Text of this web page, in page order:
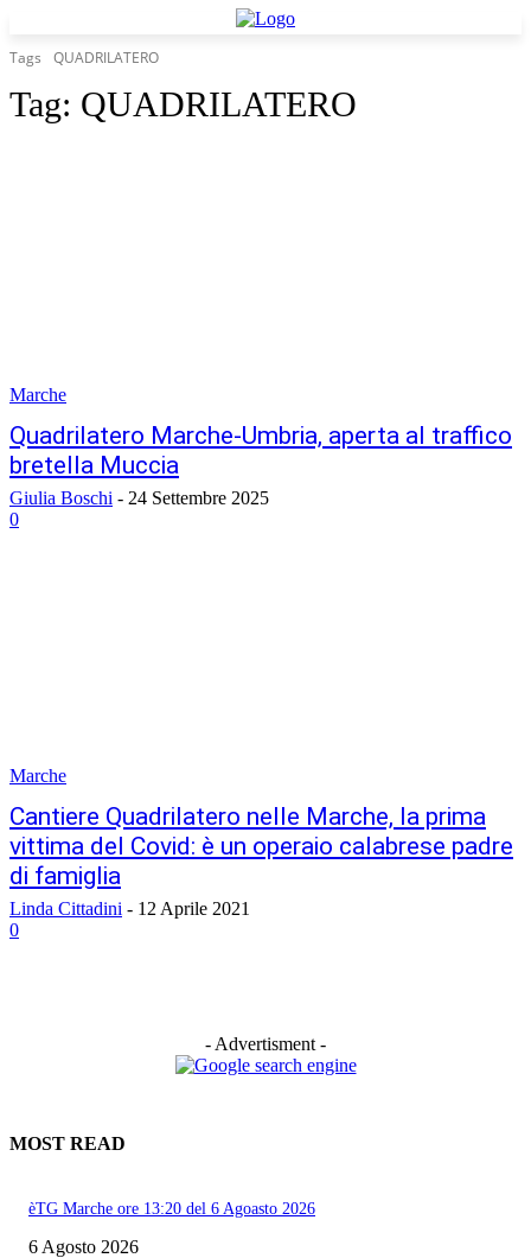
Tags QUADRILATERO
Tag: QUADRILATERO
Marche
Quadrilatero Marche-Umbria, aperta al traffico
bretella Muccia
Giulia Boschi - 24 Settembre 2025
0
Marche
Cantiere Quadrilatero nelle Marche, la prima
vittima del Covid: è un operaio calabrese padre
di famiglia
Linda Cittadini - 12 Aprile 2021
0
- Advertisment -
MOST READ
èTG Marche ore 13:20 del 6 Agoasto 2026
6 Agosto 2026